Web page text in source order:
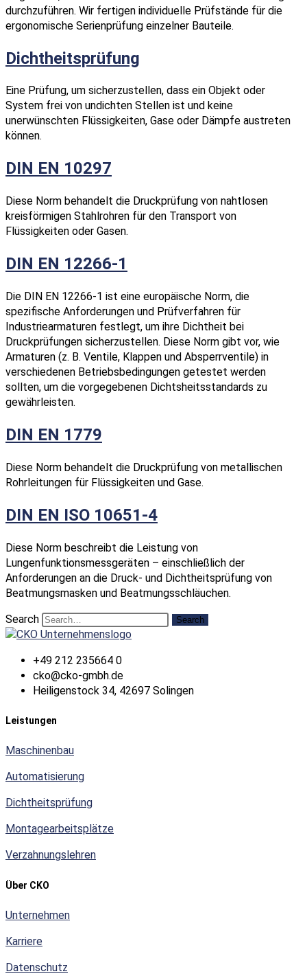
durchzuführen. Wir fertigen individuelle Prüfstände für die
ergonomische Serienprüfung einzelner Bauteile.
Dichtheitsprüfung
Eine Prüfung, um sicherzustellen, dass ein Objekt oder
System frei von undichten Stellen ist und keine
unerwünschten Flüssigkeiten, Gase oder Dämpfe austreten
können.
DIN EN 10297
Diese Norm behandelt die Druckprüfung von nahtlosen
kreisförmigen Stahlrohren für den Transport von
Flüssigkeiten oder Gasen.
DIN EN 12266-1
Die DIN EN 12266-1 ist eine europäische Norm, die
spezifische Anforderungen und Prüfverfahren für
Industriearmaturen festlegt, um ihre Dichtheit bei
Druckprüfungen sicherzustellen. Diese Norm gibt vor, wie
Armaturen (z. B. Ventile, Klappen und Absperrventile) in
verschiedenen Betriebsbedingungen getestet werden
sollten, um die vorgegebenen Dichtsheitsstandards zu
gewährleisten.
DIN EN 1779
Diese Norm behandelt die Druckprüfung von metallischen
Rohrleitungen für Flüssigkeiten und Gase.
DIN EN ISO 10651-4
Diese Norm beschreibt die Leistung von
Lungenfunktionsmessgeräten – einschließlich der
Anforderungen an die Druck- und Dichtheitsprüfung von
Beatmungsmasken und Beatmungsschläuchen.
Search
Search
+49 212 235664 0
cko@cko-gmbh.de
Heiligenstock 34, 42697 Solingen
Leistungen
Maschinenbau
Automatisierung
Dichtheitsprüfung
Montagearbeitsplätze
Verzahnungslehren
Über CKO
Unternehmen
Karriere
Datenschutz